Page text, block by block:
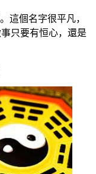
這個名字很平凡，
只要有恒心，還是